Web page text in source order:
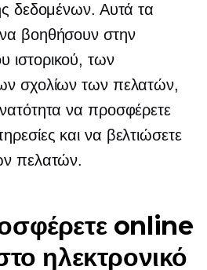
δεδομένων. Αυτά τα
βοηθήσουν στην
ιστορικού, των
σχολίων των πελατών,
να προσφέρετε
και να βελτιώσετε
πελατών.
online
ηλεκτρονικό